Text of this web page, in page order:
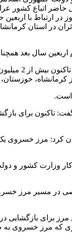
اتباع کشور
در ارتباط با
در استان
سال بعد
است.
تاکنون برای
کرد: مرز
وزارت کشور و
خصوصی در مسیر
برای بازگشایی در
که مرز خسروی